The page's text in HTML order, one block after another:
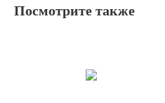
Посмотрите также